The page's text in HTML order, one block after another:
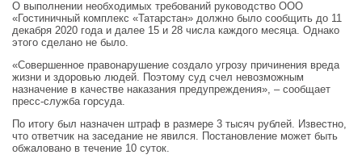
О выполнении необходимых требований руководство ООО
«Гостиничный комплекс «Татарстан» должно было сообщить до 11
декабря 2020 года и далее 15 и 28 числа каждого месяца. Однако
этого сделано не было.
«Совершенное правонарушение создало угрозу причинения вреда
жизни и здоровью людей. Поэтому суд счел невозможным
назначение в качестве наказания предупреждения», – сообщает
пресс-служба горсуда.
По итогу был назначен штраф в размере 3 тысяч рублей. Известно,
что ответчик на заседание не явился. Постановление может быть
обжаловано в течение 10 суток.